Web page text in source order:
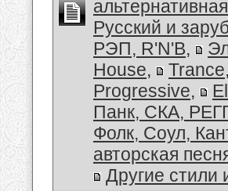
Русский и
РЭП, R'N'B,
House, Trance,
Progressive,
Панк, СКА,
Фолк, Соул,
авторская
Другие стили